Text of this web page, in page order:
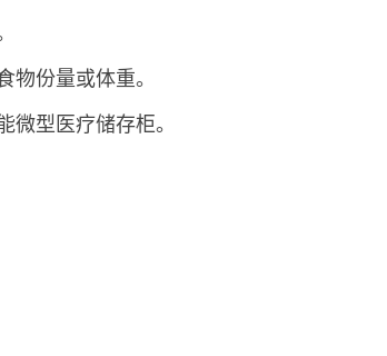
物份量或体重。
微型医疗储存柜。